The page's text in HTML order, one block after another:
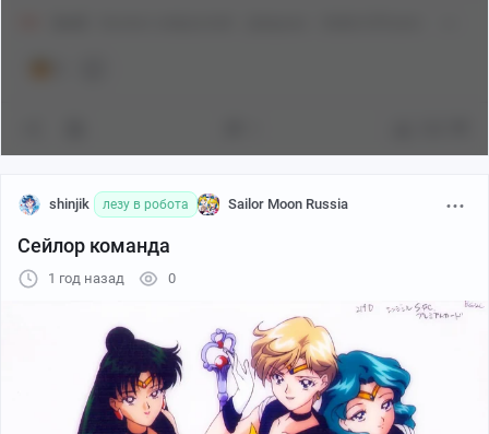
shinjik лезу в робота Sailor Moon Russia
Сейлор команда
1 год назад 0